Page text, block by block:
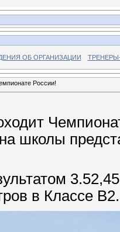
ОБ ОРГАНИЗАЦИИ
России!
школы
в Классе В2.